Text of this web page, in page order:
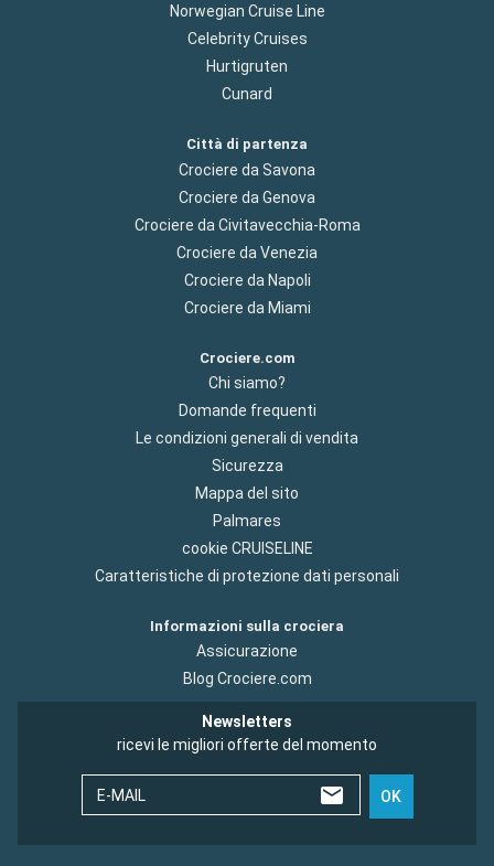
Norwegian Cruise Line
Celebrity Cruises
Hurtigruten
Cunard
Città di partenza
Crociere da Savona
Crociere da Genova
Crociere da Civitavecchia-Roma
Crociere da Venezia
Crociere da Napoli
Crociere da Miami
Crociere.com
Chi siamo?
Domande frequenti
Le condizioni generali di vendita
Sicurezza
Mappa del sito
Palmares
cookie CRUISELINE
Caratteristiche di protezione dati personali
Informazioni sulla crociera
Assicurazione
Blog Crociere.com
Newsletters
ricevi le migliori offerte del momento
E-MAIL OK